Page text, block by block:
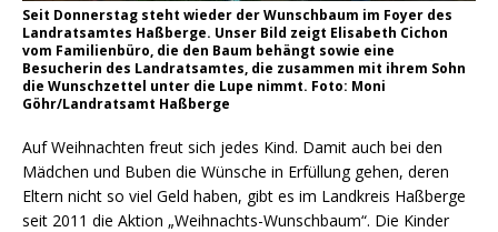
Seit Donnerstag steht wieder der Wunschbaum im Foyer des
Landratsamtes Haßberge. Unser Bild zeigt Elisabeth Cichon
vom Familienbüro, die den Baum behängt sowie eine
Besucherin des Landratsamtes, die zusammen mit ihrem Sohn
die Wunschzettel unter die Lupe nimmt. Foto: Moni
Göhr/Landratsamt Haßberge
Auf Weihnachten freut sich jedes Kind. Damit auch bei den
Mädchen und Buben die Wünsche in Erfüllung gehen, deren
Eltern nicht so viel Geld haben, gibt es im Landkreis Haßberge
seit 2011 die Aktion „Weihnachts-Wunschbaum“. Die Kinder